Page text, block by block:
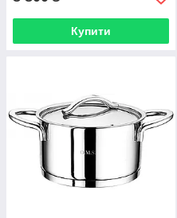
Купити